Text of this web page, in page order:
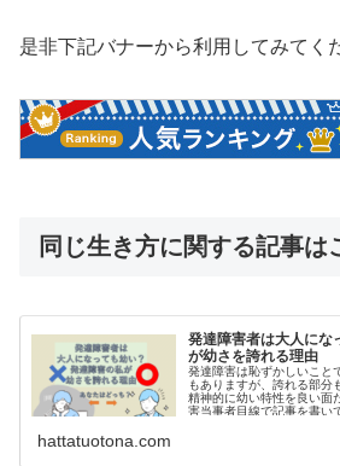
是非下記バナーから利用してみてく
同じ生き方に関する記事は
発達障害者は大人にな
が幼さを誇れる理由
発達障害は恥ずかしいこと
もありますが、誇れる部分
精神的に幼い特性を良い面
害当事者目線で記事を書い
hattatuotona.com